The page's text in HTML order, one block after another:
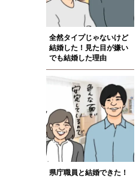
全然タイプじゃないけど
結婚した！見た目が嫌い
でも結婚した理由
県庁職員と結婚できた！